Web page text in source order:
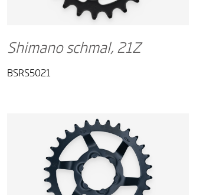
Shimano schmal, 21Z
BSRS5021